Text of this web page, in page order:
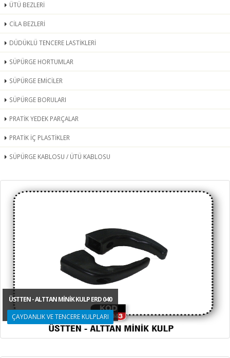
ÜTÜ BEZLERİ
CİLA BEZLERİ
DÜDÜKLÜ TENCERE LASTİKLERİ
SÜPÜRGE HORTUMLAR
SÜPÜRGE EMİCİLER
SÜPÜRGE BORULARI
PRATİK YEDEK PARÇALAR
PRATİK İÇ PLASTİKLER
SÜPÜRGE KABLOSU / ÜTÜ KABLOSU
BEZ TORBA ÇEMBERLERİ VE SÜRGÜLÜ
DÜDÜKLÜ SİBOPLAR VE SANDALYE TEKERLERİ
HEPA FİLTRELER
SÜPÜRGE MOTORLARI
SÜPÜRGE TOZ TORBALARI
ÜSTTEN - ALTTAN MİNİK KULP ERD 040
ÇAYDANLIK VE TENCERE KULPLARI